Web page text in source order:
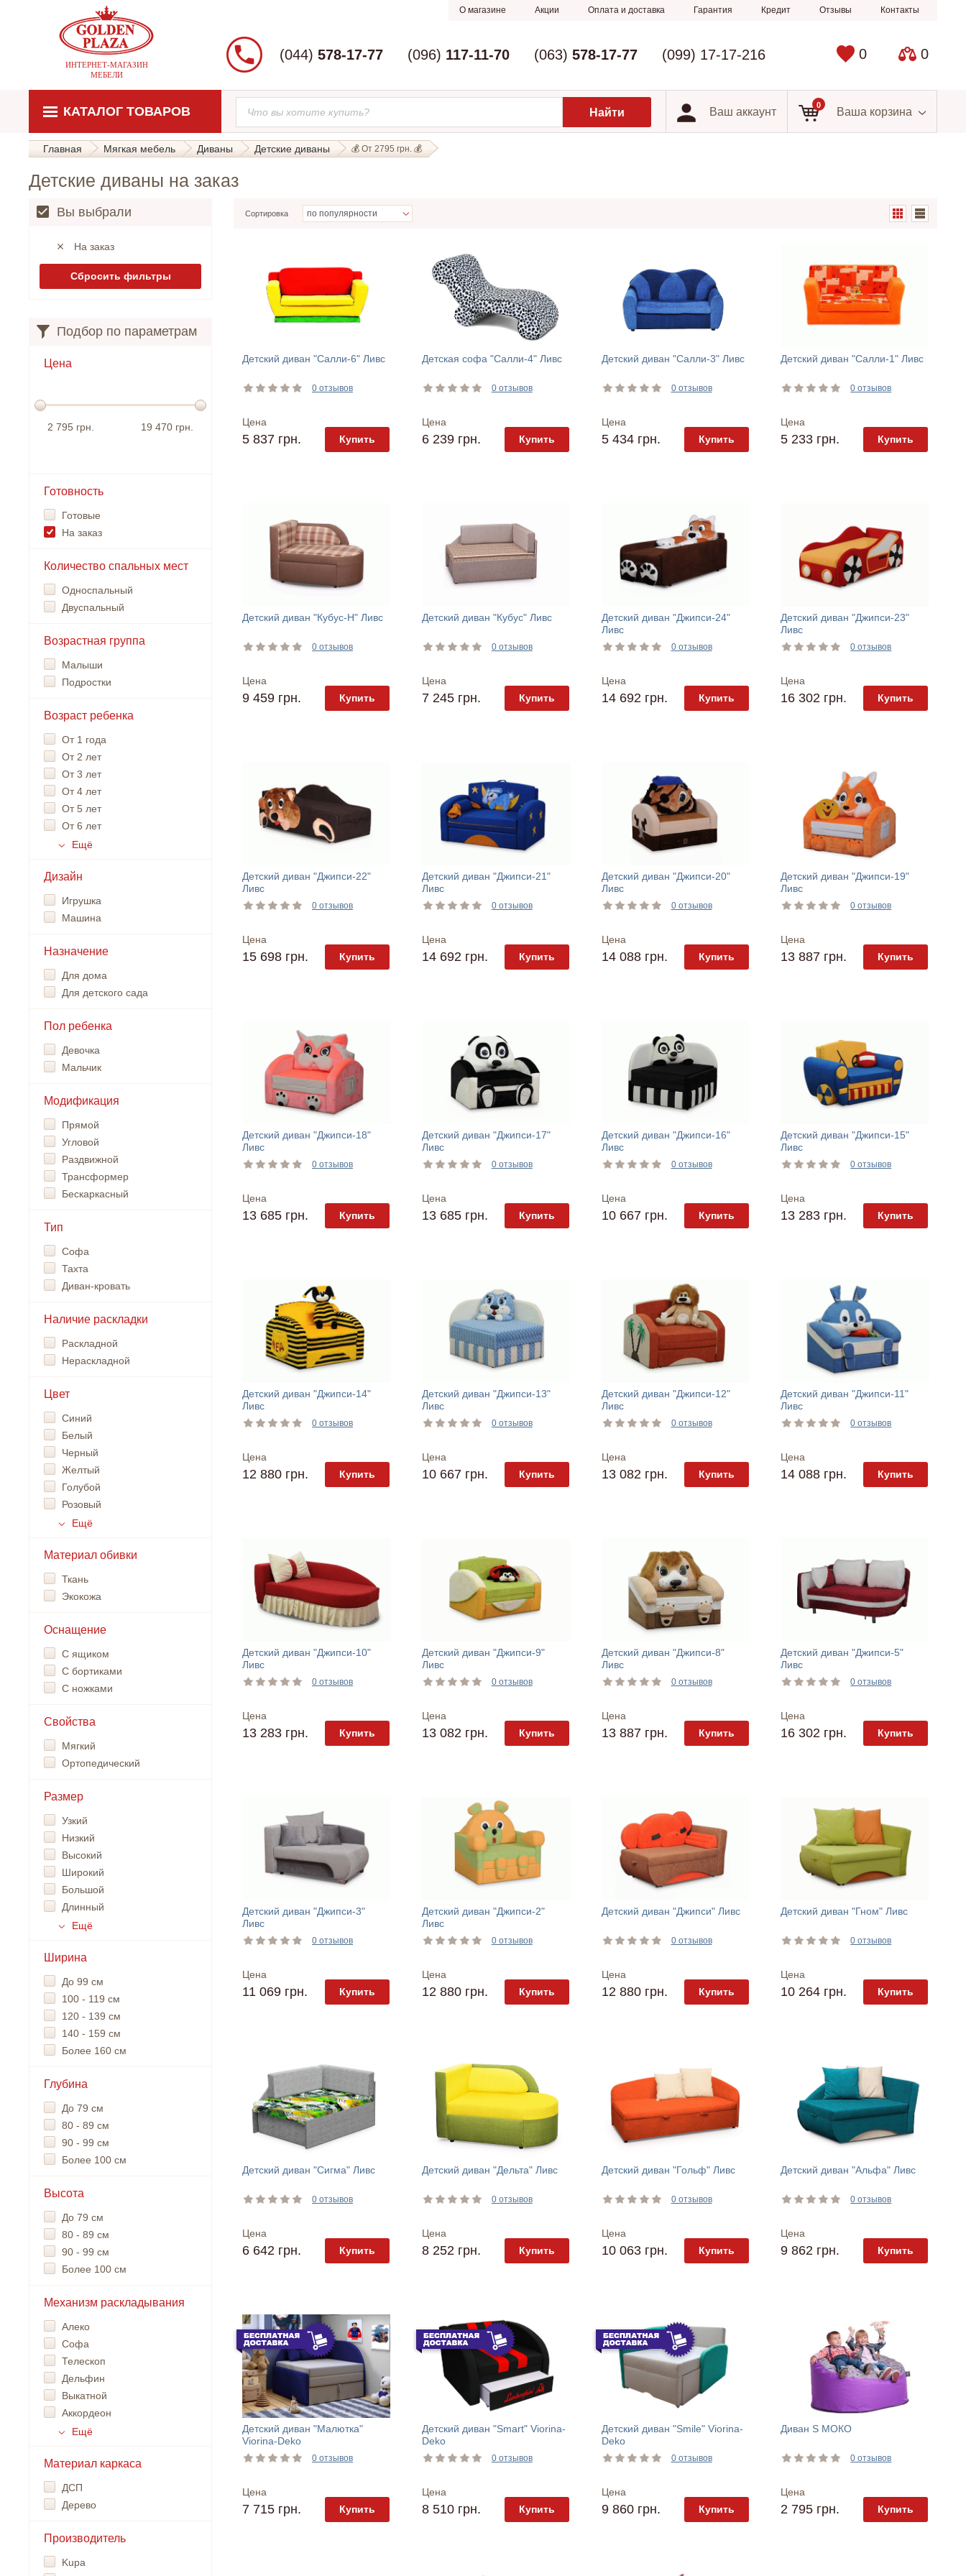
ИНТЕРНЕТ-МАГАЗИН
МЕБЕЛИ
О магазине Акции Оплата и доставка Гарантия Кредит Отзывы Контакты
0 0
(044) 578-17-77 (096) 117-11-70 (063) 578-17-77 (099) 17-17-216
КАТАЛОГ ТОВАРОВ Ваш аккаунт
0
Ваша корзина
Главная Мягкая мебель Диваны Детские диваны 💰 От 2795 грн. 💰
Детские диваны на заказ
Вы выбрали
На заказ
Сбросить фильтры
Подбор по параметрам
Цена
2 795 грн. 19 470 грн.
Готовность
Готовые
На заказ
Количество спальных мест
Односпальный
Двуспальный
Возрастная группа
Малыши
Подростки
Возраст ребенка
От 1 года
От 2 лет
От 3 лет
От 4 лет
От 5 лет
От 6 лет
Ещё
Дизайн
Игрушка
Машина
Назначение
Для дома
Для детского сада
Пол ребенка
Девочка
Мальчик
Модификация
Прямой
Угловой
Раздвижной
Трансформер
Бескаркасный
Тип
Софа
Тахта
Диван-кровать
Наличие раскладки
Раскладной
Нераскладной
Цвет
Синий
Белый
Черный
Желтый
Голубой
Розовый
Ещё
Материал обивки
Ткань
Экокожа
Оснащение
С ящиком
С бортиками
С ножками
Свойства
Мягкий
Ортопедический
Размер
Узкий
Низкий
Высокий
Широкий
Большой
Длинный
Ещё
Ширина
До 99 см
100 - 119 см
120 - 139 см
140 - 159 см
Более 160 см
Глубина
До 79 см
80 - 89 см
90 - 99 см
Более 100 см
Высота
До 79 см
80 - 89 см
90 - 99 см
Более 100 см
Механизм раскладывания
Алеко
Софа
Телескоп
Дельфин
Выкатной
Аккордеон
Ещё
Материал каркаса
ДСП
Дерево
Производитель
Kupa
Сортировка
Детский диван "Салли-6" Ливс
0 отзывов
Цена
5 837 грн. Купить
Детская софа "Салли-4" Ливс
0 отзывов
Цена
6 239 грн. Купить
Детский диван "Салли-3" Ливс
0 отзывов
Цена
5 434 грн. Купить
Детский диван "Салли-1" Ливс
0 отзывов
Цена
5 233 грн. Купить
Детский диван "Кубус-Н" Ливс
0 отзывов
Цена
9 459 грн. Купить
Детский диван "Кубус" Ливс
0 отзывов
Цена
7 245 грн. Купить
Детский диван "Джипси-24"
Ливс
0 отзывов
Цена
14 692 грн. Купить
Детский диван "Джипси-23"
Ливс
0 отзывов
Цена
16 302 грн. Купить
Детский диван "Джипси-22"
Ливс
0 отзывов
Цена
15 698 грн. Купить
Детский диван "Джипси-21"
Ливс
0 отзывов
Цена
14 692 грн. Купить
Детский диван "Джипси-20"
Ливс
0 отзывов
Цена
14 088 грн. Купить
Детский диван "Джипси-19"
Ливс
0 отзывов
Цена
13 887 грн. Купить
Детский диван "Джипси-18"
Ливс
0 отзывов
Цена
13 685 грн. Купить
Детский диван "Джипси-17"
Ливс
0 отзывов
Цена
13 685 грн. Купить
Детский диван "Джипси-16"
Ливс
0 отзывов
Цена
10 667 грн. Купить
Детский диван "Джипси-15"
Ливс
0 отзывов
Цена
13 283 грн. Купить
Детский диван "Джипси-14"
Ливс
0 отзывов
Цена
12 880 грн. Купить
Детский диван "Джипси-13"
Ливс
0 отзывов
Цена
10 667 грн. Купить
Детский диван "Джипси-12"
Ливс
0 отзывов
Цена
13 082 грн. Купить
Детский диван "Джипси-11"
Ливс
0 отзывов
Цена
14 088 грн. Купить
Детский диван "Джипси-10"
Ливс
0 отзывов
Цена
13 283 грн. Купить
Детский диван "Джипси-9"
Ливс
0 отзывов
Цена
13 082 грн. Купить
Детский диван "Джипси-8"
Ливс
0 отзывов
Цена
13 887 грн. Купить
Детский диван "Джипси-5"
Ливс
0 отзывов
Цена
16 302 грн. Купить
Детский диван "Джипси-3"
Ливс
0 отзывов
Цена
11 069 грн. Купить
Детский диван "Джипси-2"
Ливс
0 отзывов
Цена
12 880 грн. Купить
Детский диван "Джипси" Ливс
0 отзывов
Цена
12 880 грн. Купить
Детский диван "Гном" Ливс
0 отзывов
Цена
10 264 грн. Купить
Детский диван "Сигма" Ливс
0 отзывов
Цена
6 642 грн. Купить
Детский диван "Дельта" Ливс
0 отзывов
Цена
8 252 грн. Купить
Детский диван "Гольф" Ливс
0 отзывов
Цена
10 063 грн. Купить
Детский диван "Альфа" Ливс
0 отзывов
Цена
9 862 грн. Купить
Детский диван "Малютка"
Viorina-Deko
0 отзывов
Цена
7 715 грн. Купить
Детский диван "Smart" Viorina-
Deko
0 отзывов
Цена
8 510 грн. Купить
Детский диван "Smile" Viorina-
Deko
0 отзывов
Цена
9 860 грн. Купить
Диван S МОКО
0 отзывов
Цена
2 795 грн. Купить